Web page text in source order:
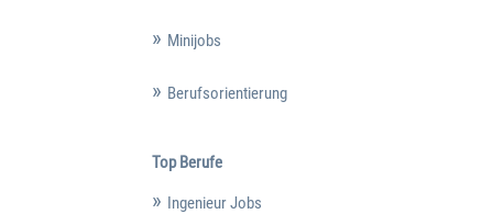
Minijobs
Berufsorientierung
Top Berufe
Ingenieur Jobs